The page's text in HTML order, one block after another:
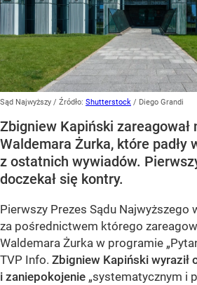
Sąd Najwyższy / Źródło: Shutterstock / Diego Grandi
Zbigniew Kapiński zareagował
Waldemara Żurka, które padły
z ostatnich wywiadów.
doczekał się kontry.
Pierwszy Prezes Sądu Najwyższego
za pośrednictwem którego
Waldemara Żurka w programie
TVP Info. Zbigniew Kapiński wyraził
i zaniepokojenie „systematycznym i